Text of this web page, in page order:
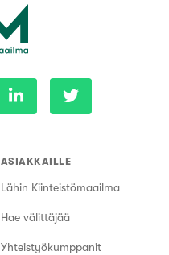
ASIAKKAILLE
Lähin Kiinteistömaailma
Hae välittäjää
Yhteistyökumppanit